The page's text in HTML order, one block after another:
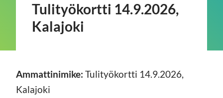
Tulityökortti 14.9.2026,
Kalajoki
Ammattinimike: Tulityökortti 14.9.2026,
Kalajoki